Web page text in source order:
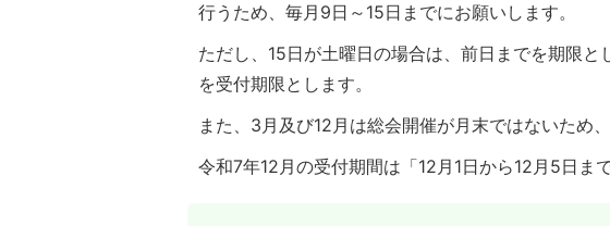
行うため、毎月9日～15日までにお願いします。
ただし、15日が土曜日の場合は、前日までを期限
を受付期限とします。
また、3月及び12月は総会開催が月末ではないため
令和7年12月の受付期間は「12月1日から12月5日まで